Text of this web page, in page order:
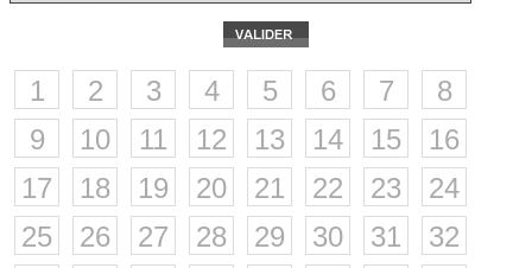
1 2 3 4 5 6 7
8
9
10 11 12 13 14 15
16
17
18 19 20 21 22 23
24
25
26 27 28 29 30 31
32